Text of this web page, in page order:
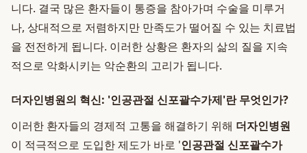
니다. 결국 많은 환자들이 통증을 참아가며 수술을 미루거
나, 상대적으로 저렴하지만 만족도가 떨어질 수 있는 치료법
을 전전하게 됩니다. 이러한 상황은 환자의 삶의 질을 지속
적으로 악화시키는 악순환의 고리가 됩니다.
더자인병원의 혁신: '인공관절 신포괄수가제'란 무엇인가?
이러한 환자들의 경제적 고통을 해결하기 위해 더자인병원
이 적극적으로 도입한 제도가 바로 '인공관절 신포괄수가